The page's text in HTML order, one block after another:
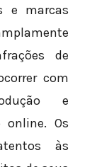
e marcas
de
com
e
online. Os
às